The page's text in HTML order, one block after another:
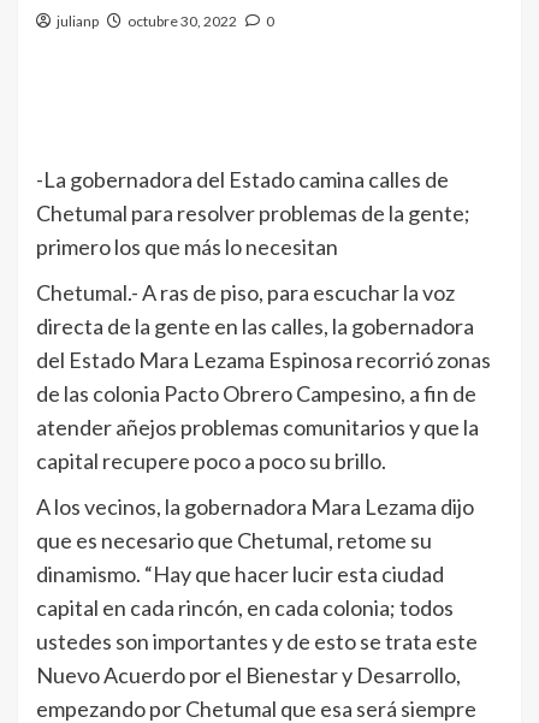
julianp octubre 30, 2022 0
-La gobernadora del Estado camina calles de
Chetumal para resolver problemas de la gente;
primero los que más lo necesitan
Chetumal.- A ras de piso, para escuchar la voz
directa de la gente en las calles, la gobernadora
del Estado Mara Lezama Espinosa recorrió zonas
de las colonia Pacto Obrero Campesino, a fin de
atender añejos problemas comunitarios y que la
capital recupere poco a poco su brillo.
A los vecinos, la gobernadora Mara Lezama dijo
que es necesario que Chetumal, retome su
dinamismo. “Hay que hacer lucir esta ciudad
capital en cada rincón, en cada colonia; todos
ustedes son importantes y de esto se trata este
Nuevo Acuerdo por el Bienestar y Desarrollo,
empezando por Chetumal que esa será siempre